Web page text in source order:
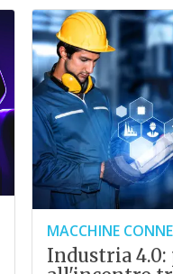
MACCHINE
Industria